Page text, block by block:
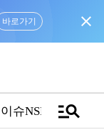
바로가기 close
이슈NSPTVmanage_search